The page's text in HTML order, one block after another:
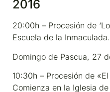
2016
20:00h – Procesión de
Escuela de la Inmaculada.
Domingo de Pascua, 27
10:30h – Procesión de
Comienza en la Iglesia